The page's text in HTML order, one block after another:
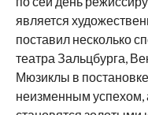
является
поставил несколько
театра Зальцбурга,
Мюзиклы в
неизменным успехом,